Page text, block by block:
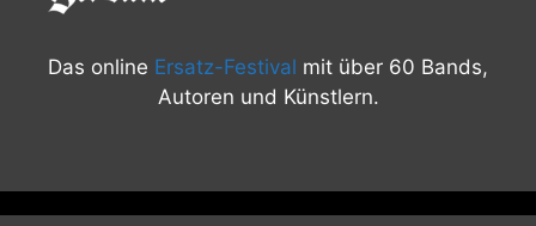
Das online Ersatz-Festival mit über 60 Bands,
Autoren und Künstlern.